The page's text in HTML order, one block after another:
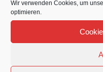
Wir verwenden Cookies, um
optimieren.
Zusätzliche